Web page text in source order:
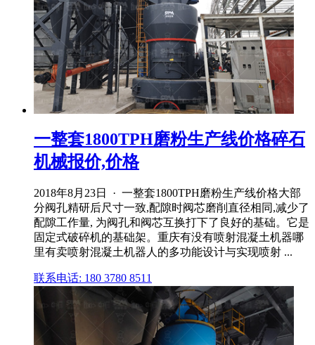
一整套1800TPH磨粉生产线价格碎石
机械报价,价格
2018年8月23日 · 一整套1800TPH磨粉生产线价格大部
分阀孔精研后尺寸一致,配隙时阀芯磨削直径相同,减少了
配隙工作量, 为阀孔和阀芯互换打下了良好的基础。它是
固定式破碎机的基础架。重庆有没有喷射混凝土机器哪
里有卖喷射混凝土机器人的多功能设计与实现喷射 ...
联系电话: 180 3780 8511